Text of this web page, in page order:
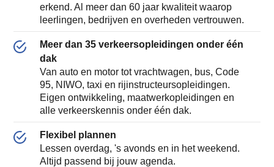
erkend. Al meer dan 60 jaar kwaliteit waarop
leerlingen, bedrijven en overheden vertrouwen.
Meer dan 35 verkeersopleidingen onder één
dak
Van auto en motor tot vrachtwagen, bus, Code
95, NIWO, taxi en rijinstructeursopleidingen.
Eigen ontwikkeling, maatwerkopleidingen en
alle verkeerskennis onder één dak.
Flexibel plannen
Lessen overdag, 's avonds en in het weekend.
Altijd passend bij jouw agenda.